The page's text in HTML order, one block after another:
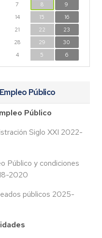
7 8
9
14 15
16
21 22
23
28 29
30
4 5 6
Público
Público
Siglo XXI 2022-
Público y condiciones
2020
públicos 2025-